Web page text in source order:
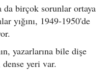
da birçok sorunlar ortaya
yığını, 1949-1950'de
yazarlarına bile dişe
yeri var.